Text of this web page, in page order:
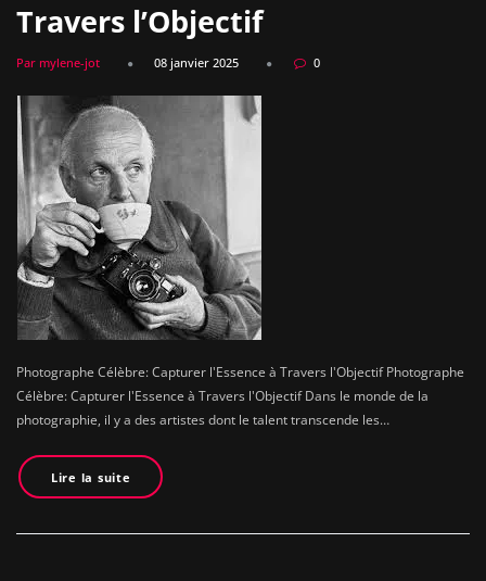
Travers l’Objectif
Par mylene-jot 08 janvier 2025 0
Photographe Célèbre: Capturer l'Essence à Travers l'Objectif Photographe
Célèbre: Capturer l'Essence à Travers l'Objectif Dans le monde de la
photographie, il y a des artistes dont le talent transcende les…
Lire la suite